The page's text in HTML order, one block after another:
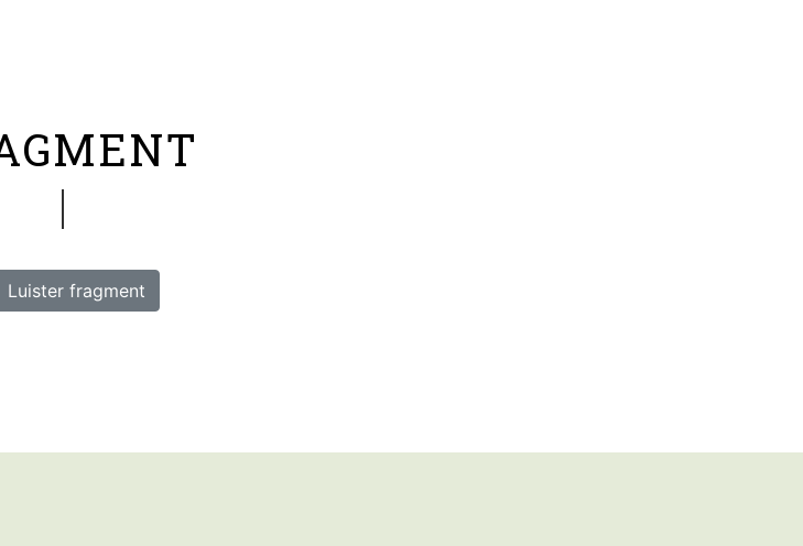
Luister fragment